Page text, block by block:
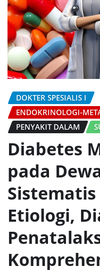
DOKTER SPESIALIS I
ENDOKRINOLOGI-
PENYAKIT DALAM
Diabetes
pada
Etiologi,